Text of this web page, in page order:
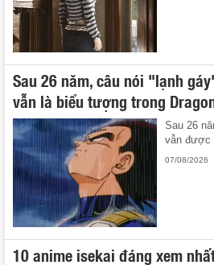
Sau 26 năm, câu nói "lạnh
vẫn là biểu tượng trong
Sau 26
vẫn được
07/08/2026
10 anime isekai đáng xem